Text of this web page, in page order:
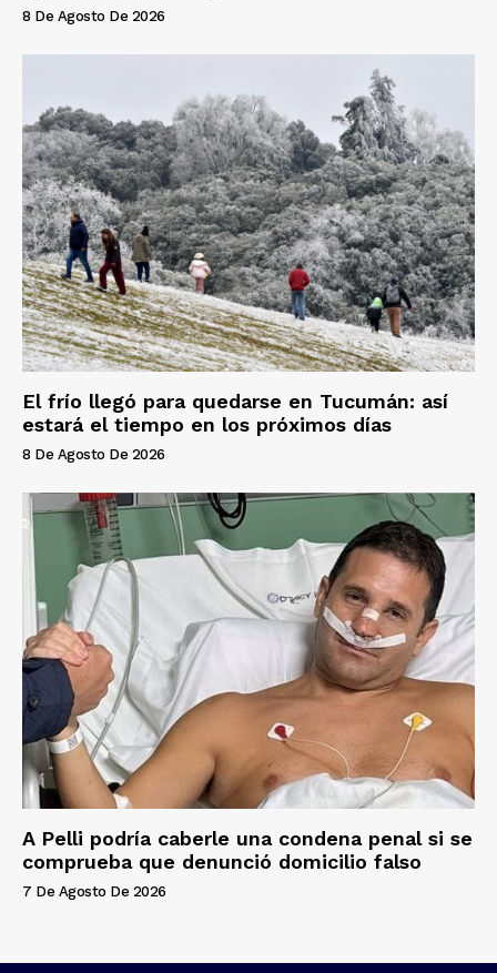
8 De Agosto De 2026
El frío llegó para quedarse en Tucumán: así
estará el tiempo en los próximos días
8 De Agosto De 2026
A Pelli podría caberle una condena penal si se
comprueba que denunció domicilio falso
7 De Agosto De 2026